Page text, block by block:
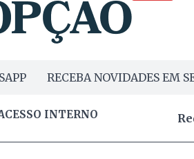
RECEBA NOVIDADES EM
INTERNO